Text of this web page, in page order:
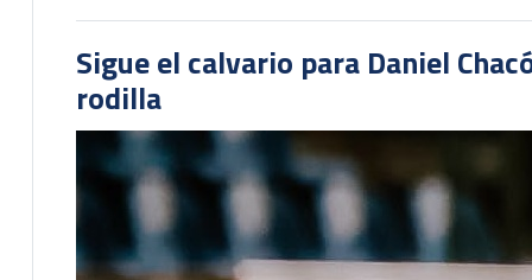
Sigue el calvario para Daniel
rodilla